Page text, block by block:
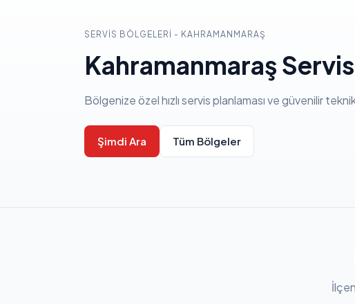
SERVIS BÖLGELERI - KAHRAMANMARAŞ
Kahramanmaraş
Bölgenize özel hızlı servis planlaması ve güvenilir
Şimdi Ara Tüm Bölgeler